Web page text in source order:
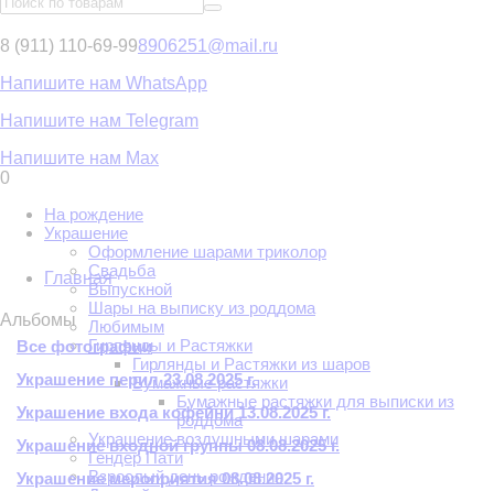
8 (911) 110-69-998906251@mail.ru
Напишите нам WhatsApp
Напишите нам Telegram
Напишите нам Max
0
На рождение
Украшение
Оформление шарами триколор
Свадьба
Выпускной
Шары на выписку из роддома
Любимым
Гирлянды и Растяжки
Гирлянды и Растяжки из шаров
Бумажные растяжки
Бумажные растяжки для выписки из
роддома
Украшение воздушными шарами
Гендер Пати
Взрослый день рождения
Главная
Альбомы
Все фотографии
Украшение перил 23.08.2025 г.
Украшение входа кофейни 13.08.2025 г.
Украшение входной группы 08.08.2025 г.
Украшение мероприятия 08.08.2025 г.